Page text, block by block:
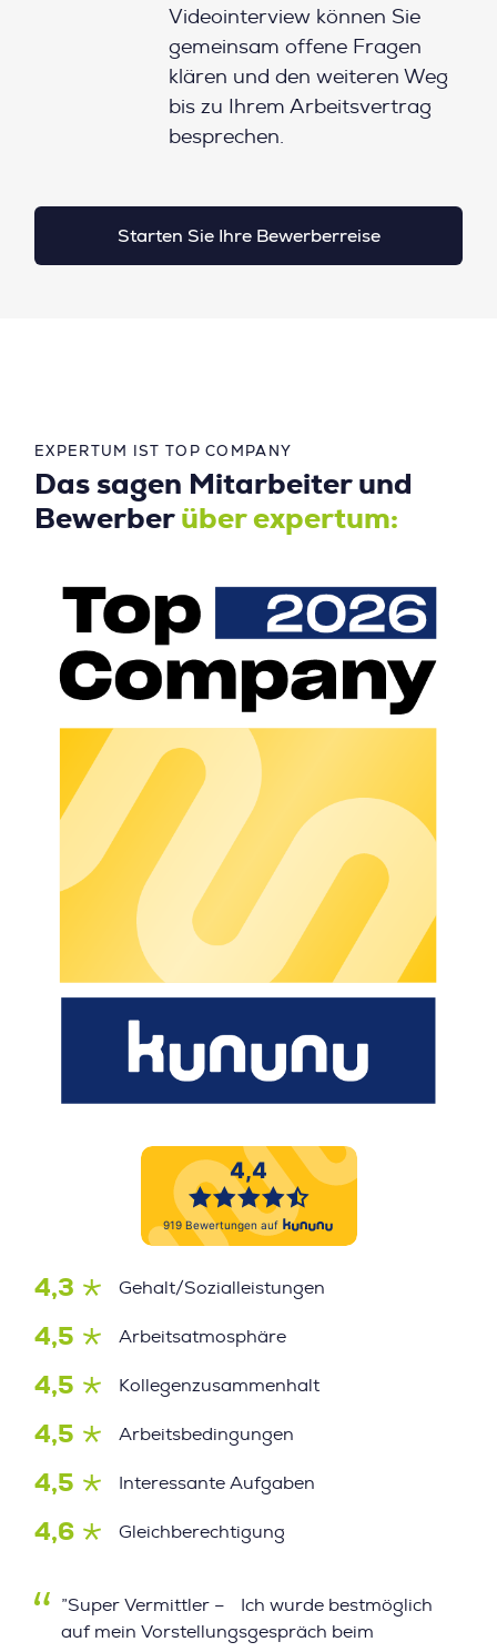
Videointerview können Sie
gemeinsam offene Fragen
klären und den weiteren Weg
bis zu Ihrem Arbeitsvertrag
besprechen.
Starten Sie Ihre Bewerberreise
EXPERTUM IST TOP COMPANY
Das sagen Mitarbeiter und
Bewerber über expertum:
4,3 Gehalt/Sozialleistungen
4,5 Arbeitsatmosphäre
4,5 Kollegenzusammenhalt
4,5 Arbeitsbedingungen
4,5 Interessante Aufgaben
4,6 Gleichberechtigung
”Super Vermittler – Ich wurde bestmöglich
auf mein Vorstellungsgespräch beim